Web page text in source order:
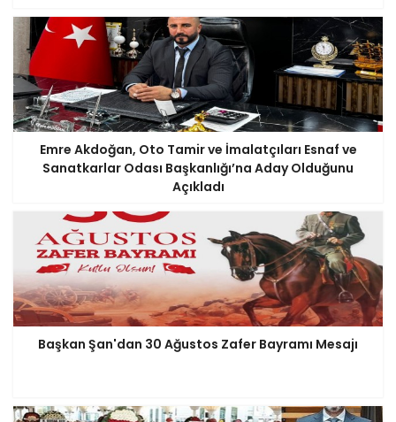
Emre Akdoğan, Oto Tamir ve İmalatçıları Esnaf ve
Sanatkarlar Odası Başkanlığı’na Aday Olduğunu
Açıkladı
Başkan Şan'dan 30 Ağustos Zafer Bayramı Mesajı